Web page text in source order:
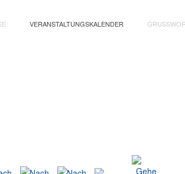
VERANSTALTUNGSKALENDER GRUSSWORT